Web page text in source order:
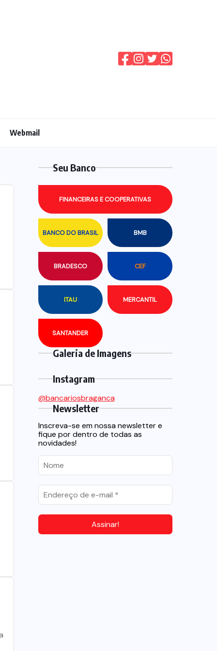
Webmail
Seu Banco
BANCO DO BRASIL BMB
BRADESCO CEF
FINANCEIRAS E COOPERATIVAS
ITAU MERCANTIL
SANTANDER
Galeria de Imagens
Instagram
@bancariosbraganca
Newsletter
Inscreva-se em nossa newsletter e
fique por dentro de todas as
novidades!